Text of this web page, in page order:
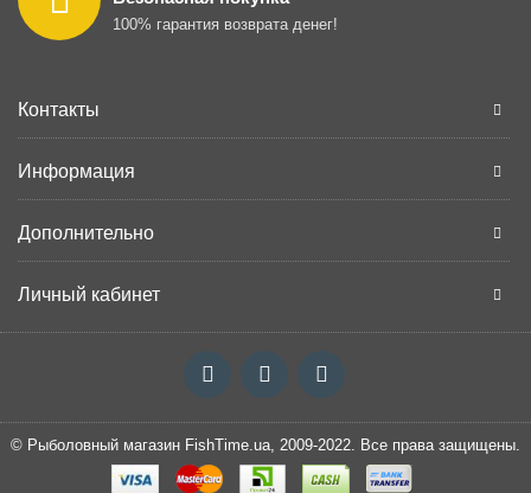
100% гарантия возврата денег!
Контакты
Информация
Дополнительно
Личный кабинет
© Рыболовный магазин FishTime.ua, 2009-2022. Все права защищены.